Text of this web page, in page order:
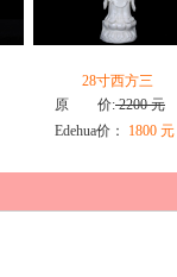
28寸西方三
原 价:2200 元
Edehua价：
1800 元